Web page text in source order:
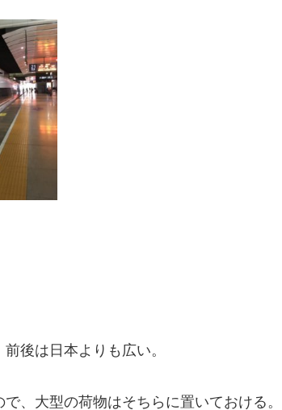
後は日本よりも広い。
、大型の荷物はそちらに置いておける。